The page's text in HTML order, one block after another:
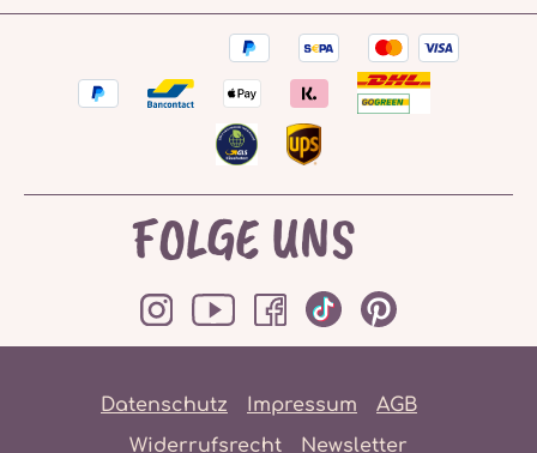
FOLGE UNS
Datenschutz Impressum
AGB
Widerrufsrecht
Newsletter